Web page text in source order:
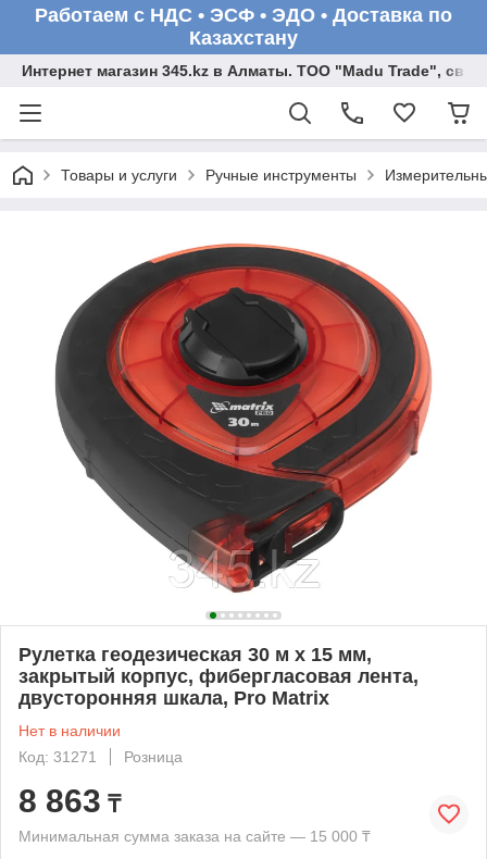
Работаем с НДС • ЭСФ • ЭДО • Доставка по
Казахстану
Интернет магазин 345.kz в Алматы. ТОО "Madu Trade",
Товары и услуги Ручные инструменты
Рулетка геодезическая 30 м х 15 мм,
закрытый корпус, фибергласовая лента,
двусторонняя шкала, Pro Matrix
Нет в наличии
Код: 31271
Розница
8 863 ₸
Минимальная сумма заказа на сайте — 15 000 ₸